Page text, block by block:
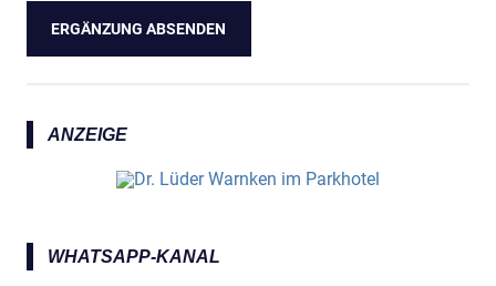
ANZEIGE
WHATSAPP-KANAL